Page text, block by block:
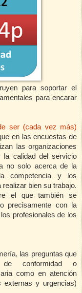
para soportar el
para encarar
ser (cada vez más)
en las encuestas de
las organizaciones
la calidad del servicio
no solo acerca de la
competencia y los
bien su trabajo.
el que también se
precisamente con la
profesionales de los
las preguntas que
de conformidad o
como en atención
externas y urgencias)